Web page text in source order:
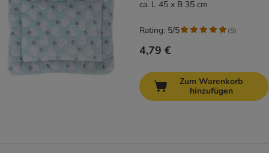
ca. L 45 x B 35 cm
4,79 €
Rating: 5/5 (5)
Zum Warenkorb
hinzufügen